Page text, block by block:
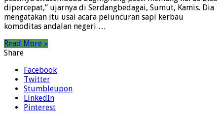
dipercepat,” ujarnya di Serdangbedagai, Sumut, Kamis. Dia
mengatakan itu usai acara peluncuran sapi kerbau
komoditas andalan negeri …
Read More »
Share
Facebook
Twitter
Stumbleupon
LinkedIn
Pinterest